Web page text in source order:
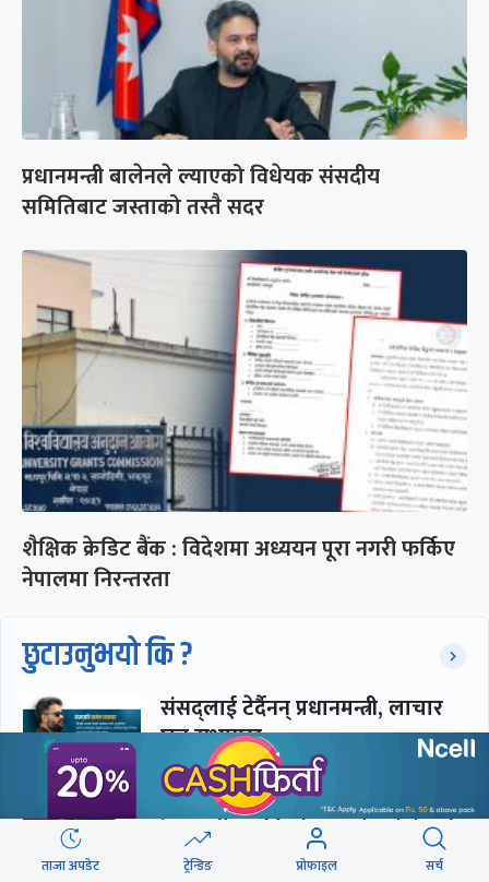
प्रधानमन्त्री बालेनले ल्याएको विधेयक संसदीय
समितिबाट जस्ताको तस्तै सदर
शैक्षिक क्रेडिट बैंक : विदेशमा अध्ययन पूरा नगरी फर्किए
नेपालमा निरन्तरता
छुटाउनुभयो कि ?
संसद्लाई टेर्दैनन् प्रधानमन्त्री, लाचार
छन् सभामुख
‘अस्थायी प्रकृतिको अध्यादेशले ऐनको
व्यवस्था विस्थापित गर्न सक्दैन’
ताजा अपडेट ट्रेन्डिङ प्रोफाइल सर्च